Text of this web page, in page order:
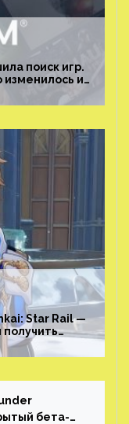
поиск игр.
изменилось и
Star Rail —
получить
бета-